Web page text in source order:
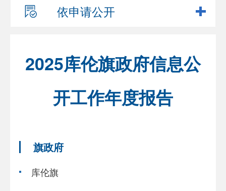
依申请公开
2025库伦旗政府信息公
开工作年度报告
旗政府
库伦旗